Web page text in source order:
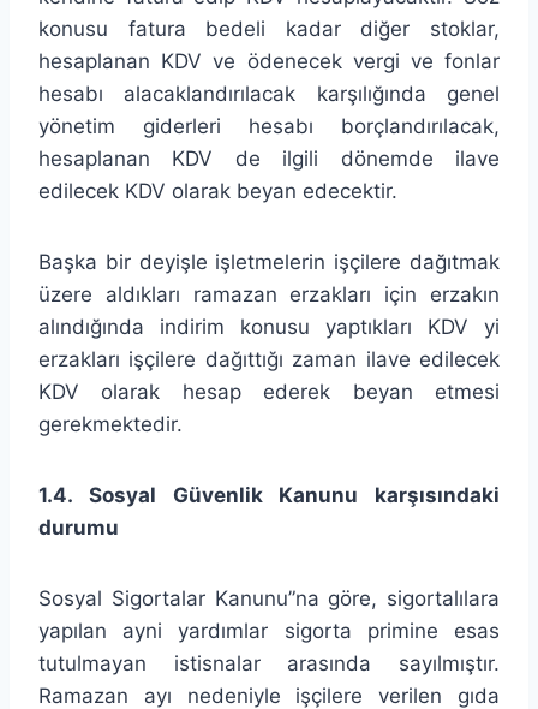
konusu fatura bedeli kadar diğer stoklar,
hesaplanan KDV ve ödenecek vergi ve fonlar
hesabı alacaklandırılacak karşılığında genel
yönetim giderleri hesabı borçlandırılacak,
hesaplanan KDV de ilgili dönemde ilave
edilecek KDV olarak beyan edecektir.
Başka bir deyişle işletmelerin işçilere dağıtmak
üzere aldıkları ramazan erzakları için erzakın
alındığında indirim konusu yaptıkları KDV yi
erzakları işçilere dağıttığı zaman ilave edilecek
KDV olarak hesap ederek beyan etmesi
gerekmektedir.
1.4. Sosyal Güvenlik Kanunu karşısındaki
durumu
Sosyal Sigortalar Kanunu”na göre, sigortalılara
yapılan ayni yardımlar sigorta primine esas
tutulmayan istisnalar arasında sayılmıştır.
Ramazan ayı nedeniyle işçilere verilen gıda